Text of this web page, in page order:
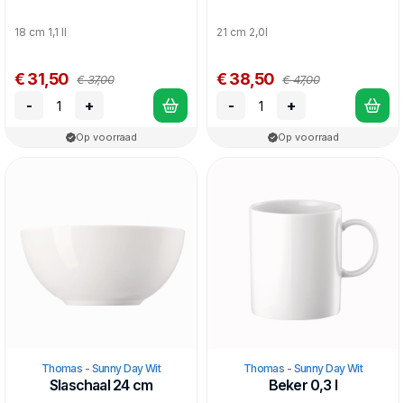
18 cm 1,1 ll
€ 31,50 € 37,00
- +
Op voorraad
21 cm 2,0l
€ 38,50 € 47,00
- +
Op voorraad
Thomas - Sunny Day Wit
Slaschaal 24 cm
Thomas - Sunny Day Wit
Beker 0,3 l